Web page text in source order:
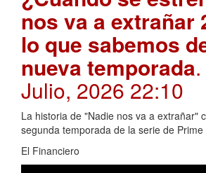
nos va a extrañar
lo que sabemos
nueva temporada
Julio, 2026 22:10
La historia de "Nadie nos va a extrañar"
segunda temporada de la serie de Prime
El Financiero